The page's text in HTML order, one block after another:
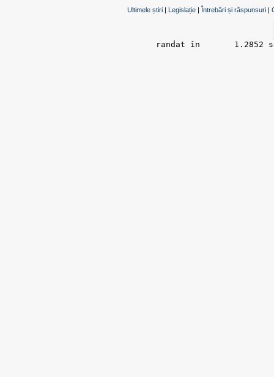
Ultimele știri | Legislație | Întrebări și răspunsuri |
randat în